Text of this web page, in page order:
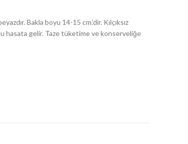
Bakla boyu 14-15 cm.’dir. Kılçıksız
hasata gelir. Taze tüketime ve konserveliğe